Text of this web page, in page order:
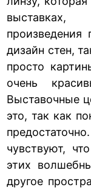
произведения
дизайн стен,
просто
очень
Выставочные
это, так как
чувствуют,
этих
другое